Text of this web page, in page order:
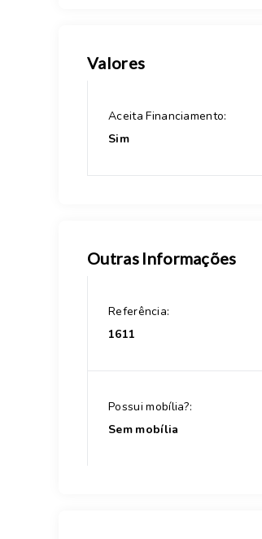
Valores
Aceita Financiamento:
Sim
Outras Informações
Referência:
1611
Possui mobília?:
Sem mobília